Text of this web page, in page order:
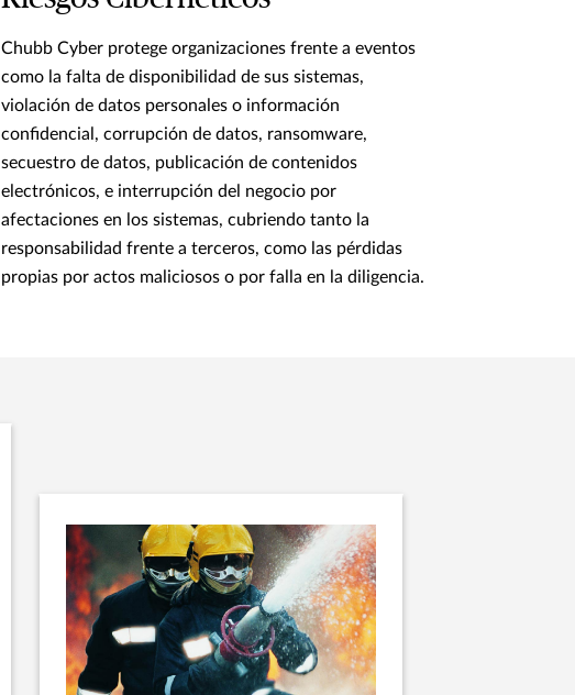
Chubb Cyber protege organizaciones frente a eventos
como la falta de disponibilidad de sus sistemas,
violación de datos personales o información
confidencial, corrupción de datos, ransomware,
secuestro de datos, publicación de contenidos
electrónicos, e interrupción del negocio por
afectaciones en los sistemas, cubriendo tanto la
responsabilidad frente a terceros, como las pérdidas
propias por actos maliciosos o por falla en la diligencia.